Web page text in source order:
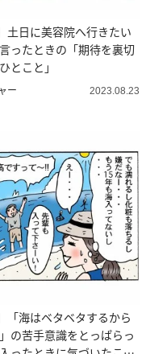
土日に美容院へ行きたい
ったときの「期待を裏切
とこと」
ー 2023.08.23
「海はベタベタするから
の苦手意識をとっぱらっ